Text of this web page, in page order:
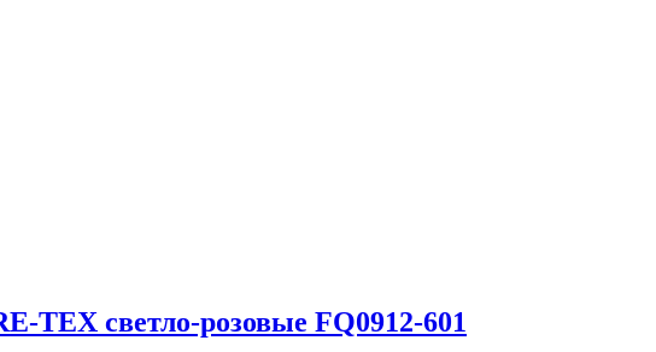
TEX светло-розовые FQ0912-601